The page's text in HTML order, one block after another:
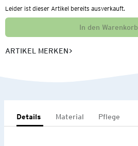
Leider ist dieser Artikel bereits ausverkauft.
In den Warenkorb
ARTIKEL MERKEN
Details Material Pflege